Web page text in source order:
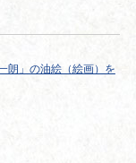
朗」の油絵（絵画）を